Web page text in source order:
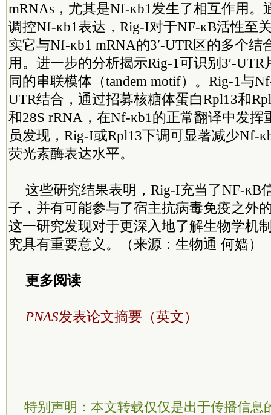
mRNAs，尤其是Nf-κb1发生了相互作用。
调控Nf-κb1表达，Rig-I对于NF-κB活性至
实它与Nf-κb1 mRNA的3′-UTR区的多个结
用。进一步的分析揭示Rig-1可识别3′-
同的串联模体（tandem motif）。Rig-1与
UTR结合，通过招募核糖体蛋白Rpl13和
和28S rRNA，在Nf-κb1的正常翻译中发挥
员发现，Rig-I或Rpl13下调可显著减少Nf-
荧光素酶表达水平。
这些研究结果表明，Rig-I充当了NF-κB
子，并有可能参与了宿主抗病毒免疫之外
这一研究发现对于更深入地了解生物学机
究具有重要意义。（来源：生物通 何嫱）
更多阅读
PNAS发表论文摘要（英文）
特别声明：本文转载仅仅是出于传播信息